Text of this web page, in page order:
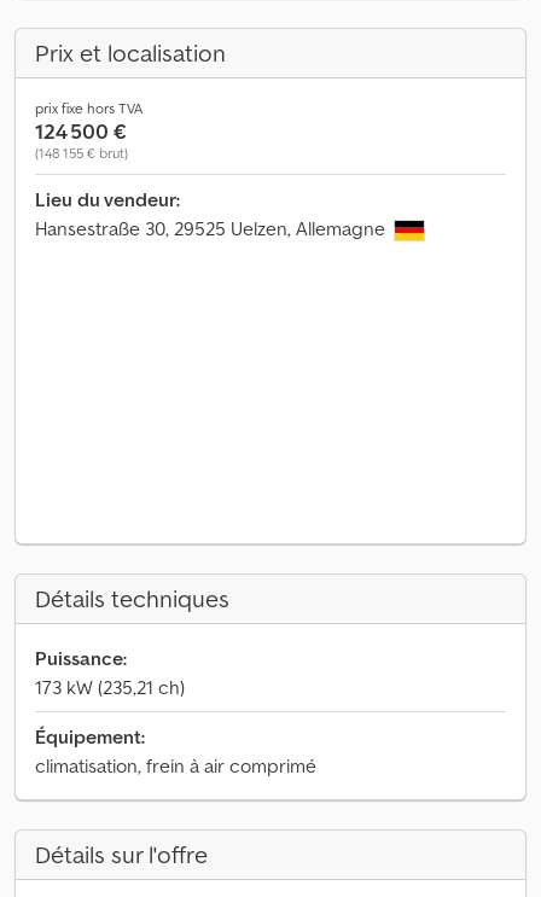
Prix et localisation
prix fixe hors TVA
124 500 €
(148 155 € brut)
Lieu du vendeur:
Hansestraße 30, 29525 Uelzen, Allemagne
Détails techniques
Puissance:
173 kW (235,21 ch)
Équipement:
climatisation, frein à air comprimé
Détails sur l'offre